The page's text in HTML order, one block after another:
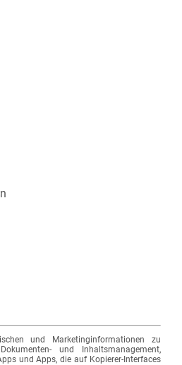
und Marketinginformationen zu
und Inhaltsmanagement,
und Apps, die auf Kopierer-Interfaces